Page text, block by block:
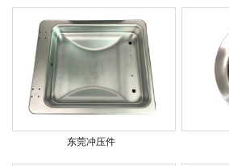
东莞冲压件